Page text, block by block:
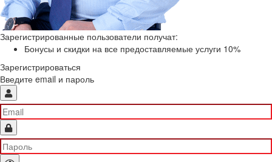
Зарегистрированные пользователи получат:
Бонусы и скидки на все предоставляемые услуги 10%
Зарегистрироваться
Введите email и пароль